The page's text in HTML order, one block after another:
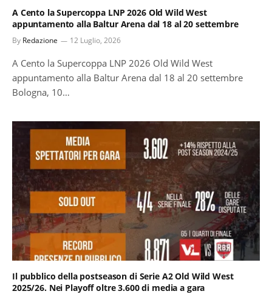
A Cento la Supercoppa LNP 2026 Old Wild West
appuntamento alla Baltur Arena dal 18 al 20 settembre
By Redazione 12 Luglio, 2026
A Cento la Supercoppa LNP 2026 Old Wild West
appuntamento alla Baltur Arena dal 18 al 20 settembre
Bologna, 10…
Il pubblico della postseason di Serie A2 Old Wild West
2025/26. Nei Playoff oltre 3.600 di media a gara